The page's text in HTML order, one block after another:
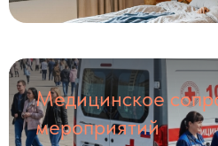
Медицинское
мероприятий